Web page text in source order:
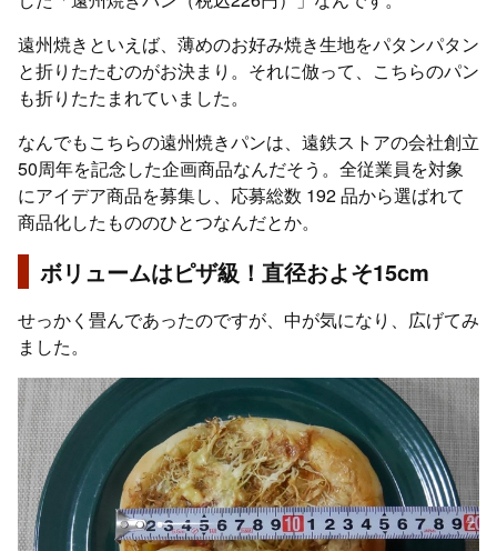
遠州焼きといえば、薄めのお好み焼き生地をパタンパタン
と折りたたむのがお決まり。それに倣って、こちらのパン
も折りたたまれていました。
なんでもこちらの遠州焼きパンは、遠鉄ストアの会社創立
50周年を記念した企画商品なんだそう。全従業員を対象
にアイデア商品を募集し、応募総数 192 品から選ばれて
商品化したもののひとつなんだとか。
ボリュームはピザ級！直径およそ15cm
せっかく畳んであったのですが、中が気になり、広げてみ
ました。